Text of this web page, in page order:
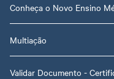
Conheça o Novo Ensino
Multiação
Validar Documento -